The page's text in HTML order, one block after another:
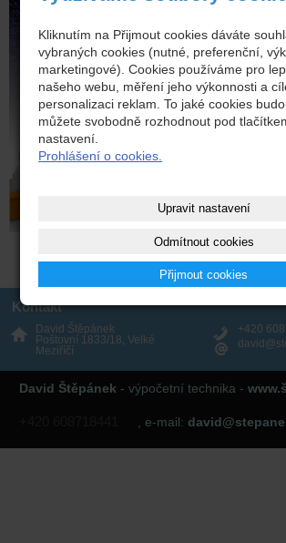
Kontakt
David Štěpánek
Poštovní 1833/18, Velké
Meziříčí
+420
David Štěpánek - výpočetní technika -
, e-mail:
Kliknutím na Přijmout cookies dáváte
vybraných cookies (nutné, preferenční,
marketingové). Cookies používáme pro
našeho webu, měření jeho výkonnosti a
personalizaci reklam. To jaké cookies
můžete svobodně rozhodnout pod
nastavení.
Prohlášení o cookies.
Upravit nastavení
Odmítnout cookies
Přijmout cookies